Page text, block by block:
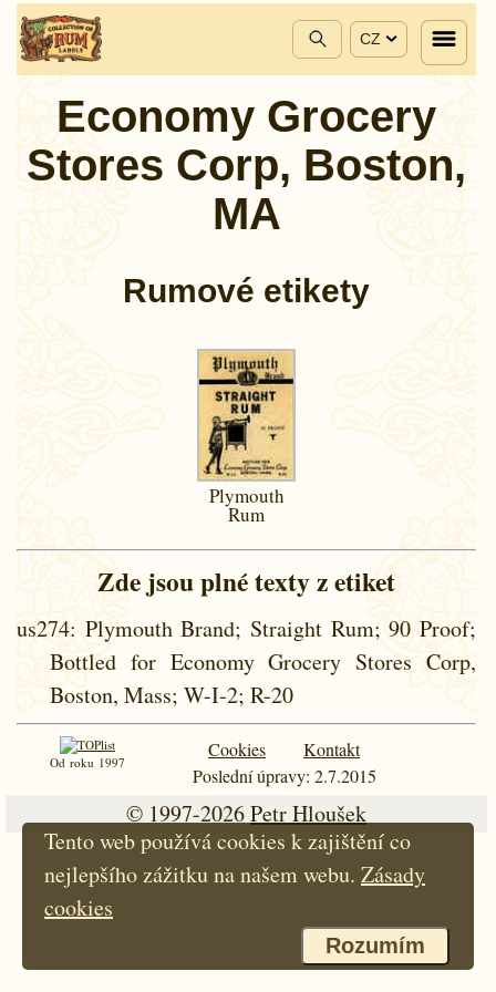
CZ
Economy Grocery
Stores Corp, Boston,
MA
Rumové etikety
Plymouth
Rum
Zde jsou plné texty z etiket
us274: Plymouth Brand; Straight Rum; 90 Proof;
Bottled for Economy Grocery Stores Corp,
Boston, Mass; W-I-2; R-20
Od roku 1997
Cookies
Kontakt
Poslední úpravy: 2.7.2015
© 1997-2026Petr Hloušek
Tento web používá cookies k zajištění co
nejlepšího zážitku na našem webu. Zásady
cookies
Rozumím